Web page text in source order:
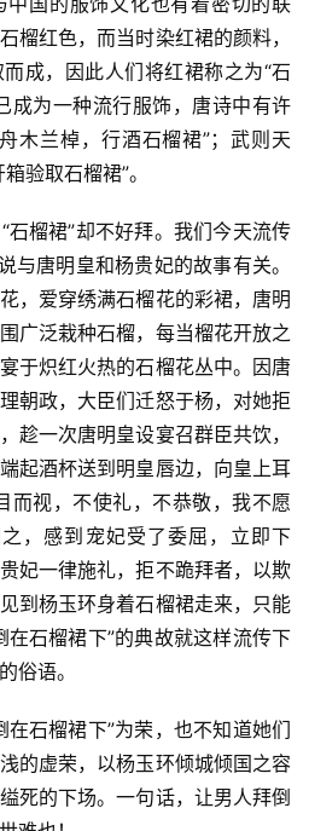
榴红色，而当时染红裙的颜料，
成，因此人们将红裙称之为“石
成为一种流行服饰，唐诗中有许
木兰棹，行酒石榴裙”；武则天
验取石榴裙”。
石榴裙”却不好拜。我们今天流传
与唐明皇和杨贵妃的故事有关。
，爱穿绣满石榴花的彩裙，唐明
广泛栽种石榴，每当榴花开放之
于炽红火热的石榴花丛中。因唐
朝政，大臣们迁怒于杨，对她拒
趁一次唐明皇设宴召群臣共饮，
起酒杯送到明皇唇边，向皇上耳
而视，不使礼，不恭敬，我不愿
，感到宠妃受了委屈，立即下
妃一律施礼，拒不跪拜者，以欺
到杨玉环身着石榴裙走来，只能
在石榴裙下”的典故就这样流传下
俗语。
石榴裙下”为荣，也不知道她们
的虚荣，以杨玉环倾城倾国之容
死的下场。一句话，让男人拜倒